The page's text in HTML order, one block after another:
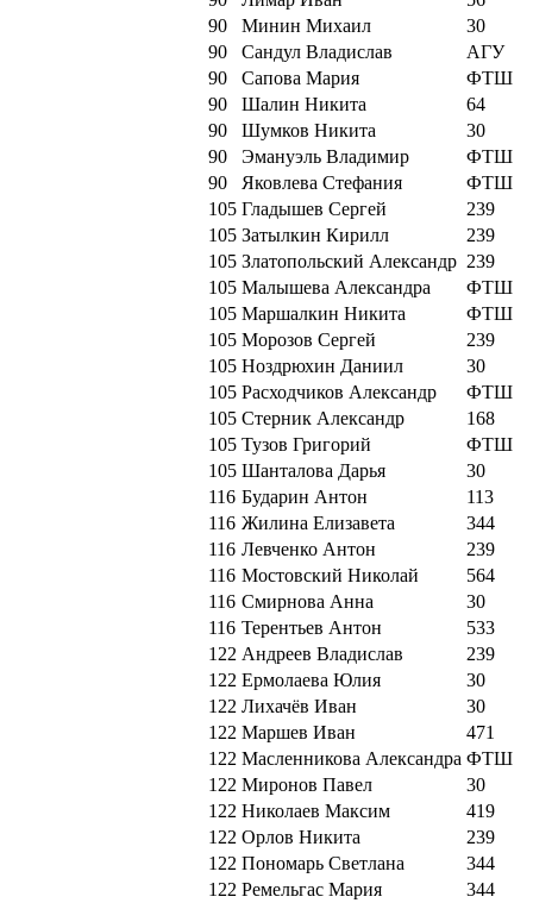
90
Минин Михаил
30
90
Сандул Владислав
АГУ
90
Сапова Мария
ФТШ
90
Шалин Никита
64
90
Шумков Никита
30
90
Эмануэль Владимир
ФТШ
90
Яковлева Стефания
ФТШ
105 Гладышев Сергей
239
105 Затылкин Кирилл
239
105 Златопольский Александр 239
105 Малышева Александра
ФТШ
105 Маршалкин Никита
ФТШ
105 Морозов Сергей
239
105 Ноздрюхин Даниил
30
105 Расходчиков Александр
ФТШ
105 Стерник Александр
168
105 Тузов Григорий
ФТШ
105 Шанталова Дарья
30
116 Бударин Антон
113
116 Жилина Елизавета
344
116 Левченко Антон
239
116 Мостовский Николай
564
116 Смирнова Анна
30
116 Терентьев Антон
533
122 Андреев Владислав
239
122 Ермолаева Юлия
30
122 Лихачёв Иван
30
122 Маршев Иван
471
122 Масленникова Александра ФТШ
122 Миронов Павел
30
122 Николаев Максим
419
122 Орлов Никита
239
122 Пономарь Светлана
344
122 Ремельгас Мария
344